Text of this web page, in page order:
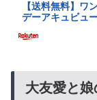
大友愛と